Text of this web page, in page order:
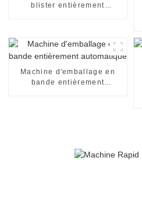
blister entièrement
Machine d'emballage en
bande entièrement